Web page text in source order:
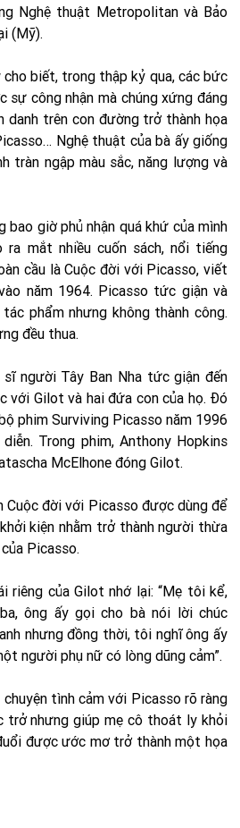
Nghệ thuật Metropolitan và Bảo
(Mỹ).
cho biết, trong thập kỷ qua, các bức
sự công nhận mà chúng xứng đáng
danh trên con đường trở thành họa
Nghệ thuật của bà ấy giống
tràn ngập màu sắc, năng lượng và
bao giờ phủ nhận quá khứ của mình
ra mắt nhiều cuốn sách, nổi tiếng
cầu là Cuộc đời với Picasso, viết
năm 1964. Picasso tức giận và
phẩm nhưng không thành công.
đều thua.
sĩ người Tây Ban Nha tức giận đến
với Gilot và hai đứa con của họ. Đó
phim Surviving Picasso năm 1996
Trong phim, Anthony Hopkins
McElhone đóng Gilot.
Cuộc đời với Picasso được dùng để
kiện nhằm trở thành người thừa
Picasso.
riêng của Gilot nhớ lại: “Mẹ tôi kể,
ông ấy gọi cho bà nói lời chúc
nhưng đồng thời, tôi nghĩ ông ấy
người phụ nữ có lòng dũng cảm”.
tình cảm với Picasso rõ ràng
trở nhưng giúp mẹ cô thoát ly khỏi
được ước mơ trở thành một họa